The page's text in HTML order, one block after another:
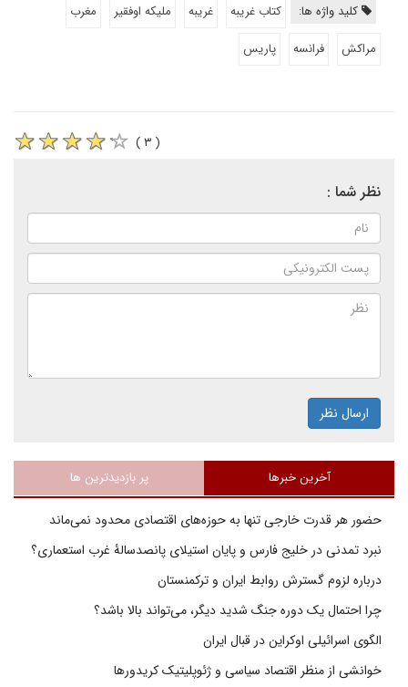
کلید واژه ها: کتاب غریبه غریبه ملیکه اوفقیر
مغرب
مراکش
فرانسه پاریس
( ۳ )
نظر شما :
ارسال نظر
آخرین خبرها پر بازدیدترین ها
حضور هر قدرت خارجی تنها به حوزه‌های اقتصادی محدود نمی‌ماند
نبرد تمدنی در خلیج فارس و پایان استیلای پانصدسالۀ غرب استعماری؟
درباره لزوم گسترش روابط ایران و ترکمنستان
چرا احتمال یک دوره جنگ شدید دیگر، می‌تواند بالا باشد؟
الگوی اسرائیلی اوکراین در قبال ایران
خوانشی از منظر اقتصاد سیاسی و ژئوپلیتیک کریدورها